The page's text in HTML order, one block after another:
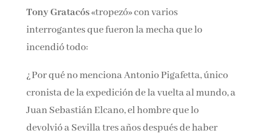
juicio todo lo que nos han contado hasta
ahora.Tony Gratacós«tropezó» con varios
interrogantes que fueron la mecha que lo
¿Por qué no menciona Antonio Pigafetta, único
cronista de la expedición de la vuelta al mundo,
a Juan Sebastián Elcano, el hombre que lo